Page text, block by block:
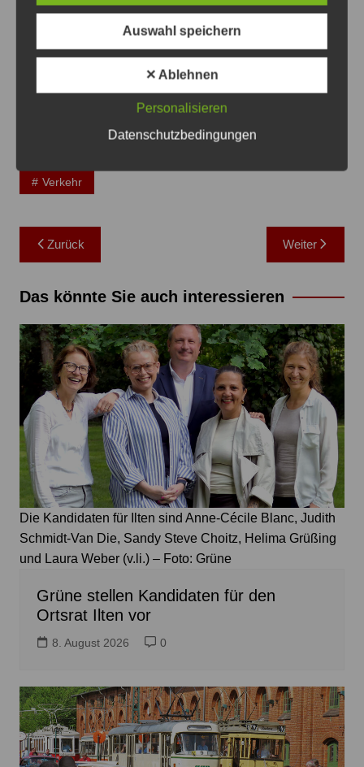
Verkehr
Beitragsnavigation
Zurück Weiter
Das könnte Sie auch interessieren
Die Kandidaten für Ilten sind Anne-Cécile Blanc, Judith
Schmidt-Van Die, Sandy Steve Choitz, Helima Grüßing
und Laura Weber (v.li.) – Foto: Grüne
Grüne stellen Kandidaten für den
Ortsrat Ilten vor
8. August 2026 0
Auswahl speichern
✕ Ablehnen
Personalisieren
Datenschutzbedingungen